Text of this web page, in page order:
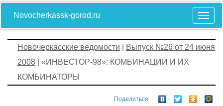
Novocherkassk-gorod.ru
Новочеркасские ведомости
Выпуск №26 от 24 июня
2008 | «ИНВЕСТОР-98»: КОМБИНАЦИИ И ИХ
КОМБИНАТОРЫ
Поделиться